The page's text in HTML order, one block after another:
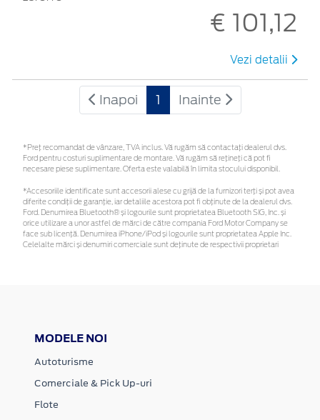
€ 101,12
Vezi detalii
Inapoi 1 Inainte
*Preţ recomandat de vânzare, TVA inclus. Vă rugăm să contactaţi dealerul dvs.
Ford pentru costuri suplimentare de montare. Vă rugăm să rețineți că pot fi
necesare piese suplimentare. Oferta este valabilă în limita stocului disponibil.
*Accesoriile identificate sunt accesorii alese cu grijă de la furnizori terți și pot avea
diferite condiții de garanție, iar detaliile acestora pot fi obținute de la dealerul dvs.
Ford. Denumirea Bluetooth® și logourile sunt proprietatea Bluetooth SIG, Inc. și
orice utilizare a unor astfel de mărci de către compania Ford Motor Company se
face sub licență. Denumirea iPhone/iPod și logourile sunt proprietatea Apple Inc.
Celelalte mărci și denumiri comerciale sunt deținute de respectivii proprietari
MODELE NOI
Autoturisme
Comerciale & Pick Up-uri
Flote